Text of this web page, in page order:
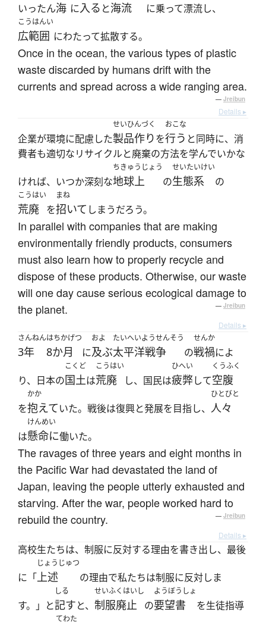
いったん海 に入る と海流 に乗って漂流し、
こうはんい
広範囲 にわたって拡散する。
Once in the ocean, the various types of plastic
waste discarded by humans drift with the
currents and spread across a wide ranging area.
— Jreibun
Details ▸
企業が環境に配慮した
せいひんづく
製品作りを
おこな
行う と同時に、消
費者も適切なリサイクルと廃棄の方法を学んでいかな
ければ、いつか深刻な
ちきゅうじょう
地球上 の
せいたいけい
生態系 の
こうはい
荒廃 を
まね
招いて しまうだろう。
In parallel with companies that are making
environmentally friendly products, consumers
must also learn how to properly recycle and
dispose of these products. Otherwise, our waste
will one day cause serious ecological damage to
the planet.
— Jreibun
Details ▸
さんねん
3年
はちかげつ
8か月 に
およ
及ぶ
たいへいようせんそう
太平洋戦争 の
せんか
戦禍によ
り、日本の
こくど
国土は
こうはい
荒廃 し、国民は
ひへい
疲弊して
くうふく
空腹
を
かか
抱えていた。戦後は復興と発展を目指し、
ひとびと
人々
は
けんめい
懸命に働いた。
The ravages of three years and eight months in
the Pacific War had devastated the land of
Japan, leaving the people utterly exhausted and
starving. After the war, people worked hard to
rebuild the country.
— Jreibun
Details ▸
高校生たちは、制服に反対する理由を書き出し、最後
に「
じょうじゅつ
上述 の理由で私たちは制服に反対しま
す。」と
しる
記すと、
せいふくはいし
制服廃止 の
ようぼうしょ
要望書 を生徒指導
てわた